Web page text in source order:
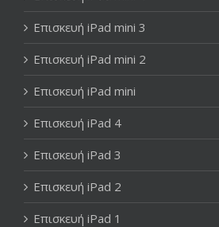
Επισκευή iPad mini 3
Επισκευή iPad mini 2
Επισκευή iPad mini
Επισκευή iPad 4
Επισκευή iPad 3
Επισκευή iPad 2
Επισκευή iPad 1